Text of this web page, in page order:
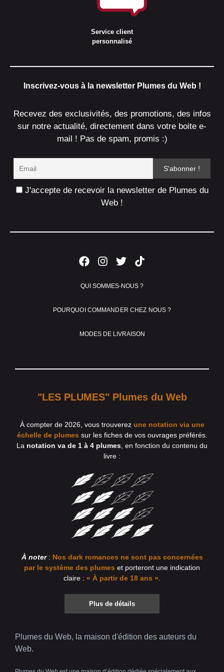
Service client
personnalisé
Inscrivez-vous à la newsletter Plumes du Web !
Recevez des exclusivités, des promotions, des infos
sur notre actualité, directement dans votre boite e-
mail ! Pas de spam, promis :)
J'accepte de recevoir la newsletter de Plumes du
Web !
QUI SOMMES-NOUS ?
POURQUOI COMMANDER CHEZ NOUS ?
MODES DE LIVRAISON
"LES PLUMES" Plumes du Web
À compter de 2026, vous trouverez une notation via une
échelle de plumes sur les fiches de vos ouvrages préférés.
La notation va de 1 à 4 plumes , en fonction du contenu du
livre :
À noter: Nos dark romances ne sont pas concernées
par le système des plumes et porteront une indication
claire : « À partir de 18 ans ».
Plus de détails
Plumes du Web, la maison d'édition des auteurs du
Web.